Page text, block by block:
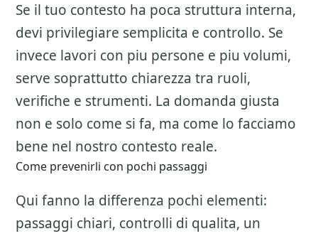
Se il tuo contesto ha poca struttura interna,
devi privilegiare semplicita e controllo. Se
invece lavori con piu persone e piu volumi,
serve soprattutto chiarezza tra ruoli,
verifiche e strumenti. La domanda giusta
non e solo come si fa, ma come lo facciamo
bene nel nostro contesto reale.
Come prevenirli con pochi passaggi
Qui fanno la differenza pochi elementi:
passaggi chiari, controlli di qualita, un